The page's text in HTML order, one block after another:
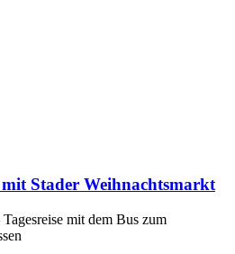
mit Stader Weihnachtsmarkt
mit dem Bus zum